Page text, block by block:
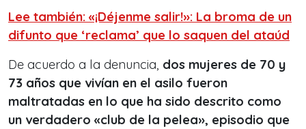
Lee también: «¡Déjenme salir!»: La broma de un
difunto que ‘reclama’ que lo saquen del ataúd
De acuerdo a la denuncia, dos mujeres de 70 y
73 años que vivían en el asilo fueron
maltratadas en lo que ha sido descrito como
un verdadero «club de la pelea», episodio que